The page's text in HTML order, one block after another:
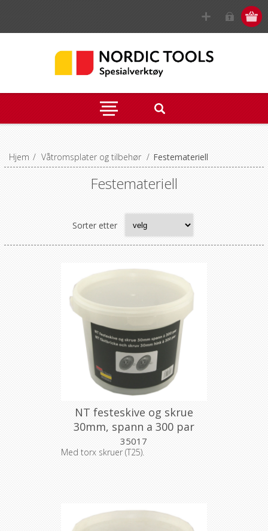
Hjem / Våtromsplater og tilbehør / Festemateriell
Festemateriell
Sorter etter
NT festeskive og skrue
30mm, spann a 300 par
35017
Med torx skruer (T25).